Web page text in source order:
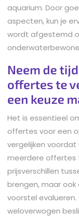
aquarium. Door
aspecten, kun je
wordt afgestemd
Neem de
offertes te
een keuze
Het is essentieel
offertes voor een
vergelijken
meerdere offertes
prijsverschillen
brengen, maar
voorstel
weloverwogen